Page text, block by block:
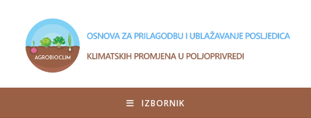
sadržaj
IZBORNIK